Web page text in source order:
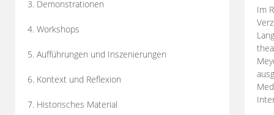
3. Demonstrationen
4. Workshops
5. Aufführungen und Inszenierungen
6. Kontext und Reflexion
7. Historisches Material
Im